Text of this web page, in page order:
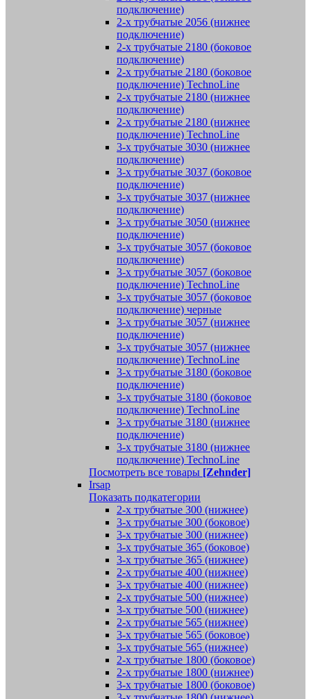
подключение)
2-х трубчатые 2056 (нижнее
подключение)
2-х трубчатые 2180 (боковое
подключение)
2-х трубчатые 2180 (боковое
подключение) TechnoLine
2-х трубчатые 2180 (нижнее
подключение)
2-х трубчатые 2180 (нижнее
подключение) TechnoLine
3-х трубчатые 3030 (нижнее
подключение)
3-х трубчатые 3037 (боковое
подключение)
3-х трубчатые 3037 (нижнее
подключение)
3-х трубчатые 3050 (нижнее
подключение)
3-х трубчатые 3057 (боковое
подключение)
3-х трубчатые 3057 (боковое
подключение) TechnoLine
3-х трубчатые 3057 (боковое
подключение) черные
3-х трубчатые 3057 (нижнее
подключение)
3-х трубчатые 3057 (нижнее
подключение) TechnoLine
3-х трубчатые 3180 (боковое
подключение)
3-х трубчатые 3180 (боковое
подключение) TechnoLine
3-х трубчатые 3180 (нижнее
подключение)
3-х трубчатые 3180 (нижнее
подключение) TechnoLine
Посмотреть все товары [Zehnder]
Irsap
Показать подкатегории
2-х трубчатые 300 (нижнее)
3-х трубчатые 300 (боковое)
3-х трубчатые 300 (нижнее)
3-х трубчатые 365 (боковое)
3-х трубчатые 365 (нижнее)
2-х трубчатые 400 (нижнее)
3-х трубчатые 400 (нижнее)
2-х трубчатые 500 (нижнее)
3-х трубчатые 500 (нижнее)
2-х трубчатые 565 (нижнее)
3-х трубчатые 565 (боковое)
3-х трубчатые 565 (нижнее)
2-х трубчатые 1800 (боковое)
2-х трубчатые 1800 (нижнее)
3-х трубчатые 1800 (боковое)